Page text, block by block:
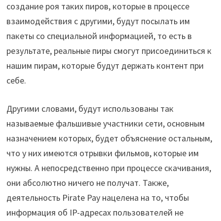
создание роя таких пиров, которые в процессе
взаимодействия с другими, будут посылать им
пакеты со специальной информацией, то есть в
результате, реальные пиры смогут присоединиться к
нашим пирам, которые будут держать контент при
себе.
Другими словами, будут использованы так
называемые фальшивые участники сети, основным
назначением которых, будет объяснение остальным,
что у них имеются отрывки фильмов, которые им
нужны. А непосредственно при процессе скачивания,
они абсолютно ничего не получат. Также,
деятельность Pirate Pay нацелена на то, чтобы
информация об IP-адресах пользователей не